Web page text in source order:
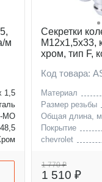
м
1,5
MO
48,5
Секретки
М12x1,5x33,
хром, тип F,
головок для
Код товара:
Материал
Размер резьбы
Общая длина,
Покрытие
chevrolet
1 770 ₽
1 510 ₽